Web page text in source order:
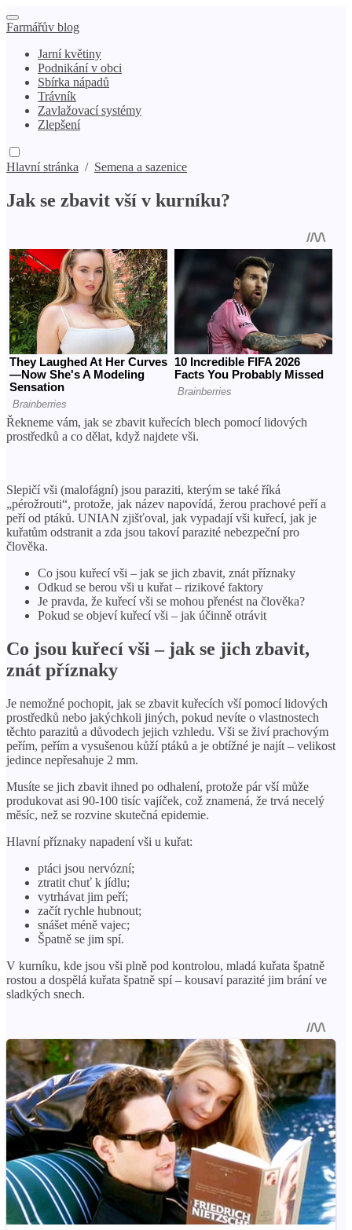
Farmářův blog
Jarní květiny
Podnikání v obci
Sbírka nápadů
Trávník
Zavlažovací systémy
Zlepšení
Hlavní stránka / Semena a sazenice
Jak se zbavit vší v kurníku?
Řekneme vám, jak se zbavit kuřecích blech pomocí lidových
prostředků a co dělat, když najdete vši.
Slepičí vši (malofágní) jsou paraziti, kterým se také říká
„pérožrouti“, protože, jak název napovídá, žerou prachové peří a
peří od ptáků. UNIAN zjišťoval, jak vypadají vši kuřecí, jak je
kuřatům odstranit a zda jsou takoví parazité nebezpeční pro
člověka.
Co jsou kuřecí vši – jak se jich zbavit, znát příznaky
Odkud se berou vši u kuřat – rizikové faktory
Je pravda, že kuřecí vši se mohou přenést na člověka?
Pokud se objeví kuřecí vši – jak účinně otrávit
Co jsou kuřecí vši – jak se jich zbavit,
znát příznaky
Je nemožné pochopit, jak se zbavit kuřecích vší pomocí lidových
prostředků nebo jakýchkoli jiných, pokud nevíte o vlastnostech
těchto parazitů a důvodech jejich vzhledu. Vši se živí prachovým
peřím, peřím a vysušenou kůží ptáků a je obtížné je najít – velikost
jedince nepřesahuje 2 mm.
Musíte se jich zbavit ihned po odhalení, protože pár vší může
produkovat asi 90-100 tisíc vajíček, což znamená, že trvá necelý
měsíc, než se rozvine skutečná epidemie.
Hlavní příznaky napadení vši u kuřat:
ptáci jsou nervózní;
ztratit chuť k jídlu;
vytrhávat jim peří;
začít rychle hubnout;
snášet méně vajec;
Špatně se jim spí.
V kurníku, kde jsou vši plně pod kontrolou, mladá kuřata špatně
rostou a dospělá kuřata špatně spí – kousaví parazité jim brání ve
sladkých snech.